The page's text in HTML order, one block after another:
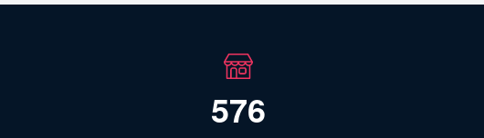
576